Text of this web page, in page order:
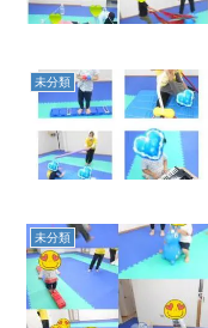
未分類
未分類